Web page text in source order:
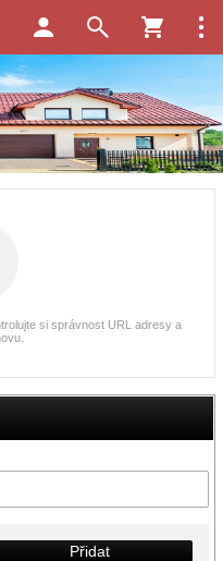
Přidat
si správnost URL adresy a